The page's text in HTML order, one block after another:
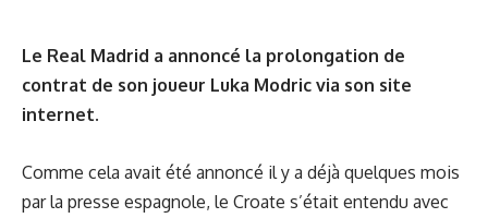
Le Real Madrid a annoncé la prolongation de
contrat de son joueur Luka Modric via son site
internet.
Comme cela avait été annoncé il y a déjà quelques mois
par la presse espagnole, le Croate s’était entendu avec